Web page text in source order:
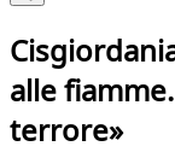
alle
terrore»